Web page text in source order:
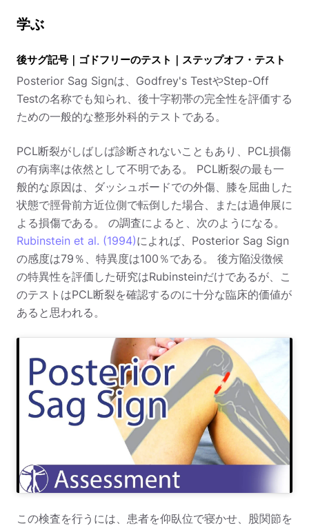
学ぶ
後サグ記号｜ゴドフリーのテスト｜ステップオフ・テスト
Posterior Sag Signは、Godfrey's TestやStep-Off
Testの名称でも知られ、後十字靭帯の完全性を評価する
ための一般的な整形外科的テストである。
PCL断裂がしばしば診断されないこともあり、PCL損傷
の有病率は依然として不明である。 PCL断裂の最も一
般的な原因は、ダッシュボードでの外傷、膝を屈曲した
状態で脛骨前方近位側で転倒した場合、または過伸展に
よる損傷である。 の調査によると、次のようになる。
Rubinstein et al. (1994)によれば、Posterior Sag Sign
の感度は79％、特異度は100％である。 後方陥没徴候
の特異性を評価した研究はRubinsteinだけであるが、こ
のテストはPCL断裂を確認するのに十分な臨床的価値が
あると思われる。
この検査を行うには、患者を仰臥位で寝かせ、股関節を